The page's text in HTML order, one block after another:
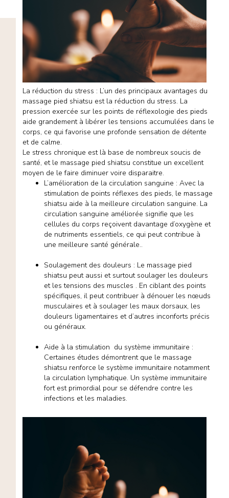
La réduction du stress : L’un des principaux avantages du
massage pied shiatsu est la réduction du stress. La
pression exercée sur les points de réflexologie des pieds
aide grandement à libérer les tensions accumulées dans le
corps, ce qui favorise une profonde sensation de détente
et de calme.
Le stress chronique est là base de nombreux soucis de
santé, et le massage pied shiatsu constitue un excellent
moyen de le faire diminuer voire disparaitre.
L’amélioration de la circulation sanguine : Avec la
stimulation de points réflexes des pieds, le massage
shiatsu aide à la meilleure circulation sanguine. La
circulation sanguine améliorée signifie que les
cellules du corps reçoivent davantage d’oxygène et
de nutriments essentiels, ce qui peut contribue à
une meilleure santé générale..
Soulagement des douleurs : Le massage pied
shiatsu peut aussi et surtout soulager les douleurs
et les tensions des muscles . En ciblant des points
spécifiques, il peut contribuer à dénouer les nœuds
musculaires et à soulager les maux dorsaux, les
douleurs ligamentaires et d’autres inconforts précis
ou généraux.
Aide à la stimulation du système immunitaire :
Certaines études démontrent que le massage
shiatsu renforce le système immunitaire notamment
la circulation lymphatique. Un système immunitaire
fort est primordial pour se défendre contre les
infections et les maladies.